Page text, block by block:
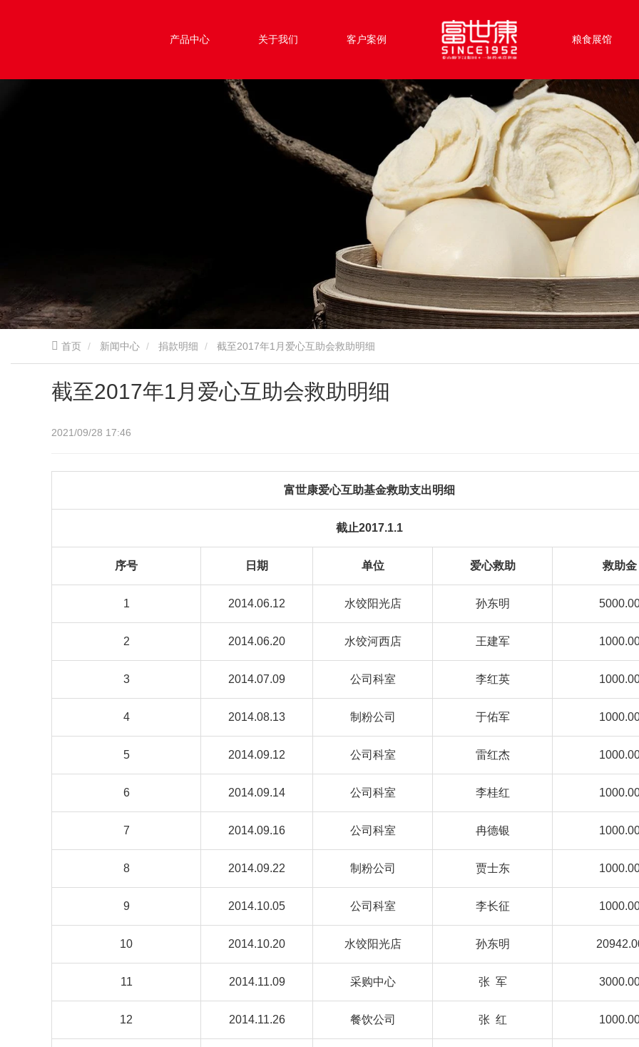
产品中心 关于我们 客户案例 粮食展馆
首页 新闻中心 捐款明细 截至2017年1月爱心互助会救助明细
截至2017年1月爱心互助会救助明细
2021/09/28 17:46
富世康爱心互助基金救助支出明细
截止2017.1.1
序号 日期 单位 爱心救助 救助金
1 2014.06.12 水饺阳光店 孙东明
2 2014.06.20 水饺河西店 王建军
3 2014.07.09 公司科室 李红英
4 2014.08.13 制粉公司 于佑军
5 2014.09.12 公司科室 雷红杰
6 2014.09.14 公司科室 李桂红
7 2014.09.16 公司科室 冉德银
8 2014.09.22 制粉公司 贾士东
9 2014.10.05 公司科室 李长征
10 2014.10.20 水饺阳光店 孙东明
11 2014.11.09 采购中心 张 军
12 2014.11.26 餐饮公司 张 红